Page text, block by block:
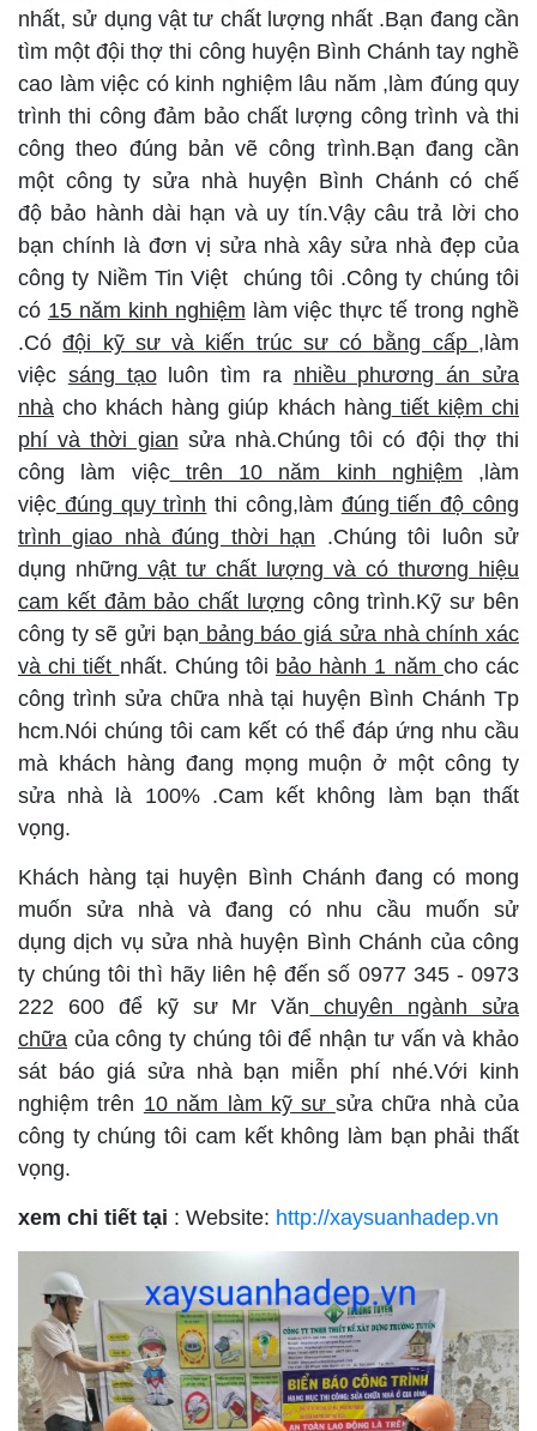
nhất, sử dụng vật tư chất lượng nhất .Bạn đang cần
tìm một đội thợ thi công huyện Bình Chánh tay nghề
cao làm việc có kinh nghiệm lâu năm ,làm đúng quy
trình thi công đảm bảo chất lượng công trình và thi
công theo đúng bản vẽ công trình.Bạn đang cần
một công ty sửa nhà huyện Bình Chánh có chế
độ bảo hành dài hạn và uy tín.Vậy câu trả lời cho
bạn chính là đơn vị sửa nhà xây sửa nhà đẹp của
công ty Niềm Tin Việt chúng tôi .Công ty chúng tôi
có 15 năm kinh nghiệm làm việc thực tế trong nghề
.Cóđội kỹ sư và kiến trúc sư có bằng cấp ,làm
việc sáng tạoluôn tìm ra nhiều phương án sửa
nhà cho khách hàng giúp khách hàng tiết kiệm chi
phí và thời gian sửa nhà.Chúng tôi có đội thợ thi
công làm việctrên 10 năm kinh nghiệm ,làm
việc đúng quy trình thi công,làm đúng tiến độ công
trình giao nhà đúng thời hạn .Chúng tôi luôn sử
dụng những vật tư chất lượng và có thương hiệu
cam kết đảm bảo chất lượng công trình.Kỹ sư bên
công ty sẽ gửi bạn bảng báo giá sửa nhà chính xác
và chi tiết nhất. Chúng tôi bảo hành 1 năm cho các
công trình sửa chữa nhà tại huyện Bình Chánh Tp
hcm.Nói chúng tôi cam kết có thể đáp ứng nhu cầu
mà khách hàng đang mọng muộn ở một công ty
sửa nhà là 100% .Cam kết không làm bạn thất
vọng.
Khách hàng tại huyện Bình Chánh đang có mong
muốn sửa nhà và đang có nhu cầu muốn sử
dụng dịch vụ sửa nhà huyện Bình Chánh của công
ty chúng tôi thì hãy liên hệ đến số 0977 345 - 0973
222 600 để kỹ sư Mr Văn chuyên ngành sửa
chữa của công ty chúng tôi để nhận tư vấn và khảo
sát báo giá sửa nhà bạn miễn phí nhé.Với kinh
nghiệm trên 10 năm làm kỹ sư sửa chữa nhà của
công ty chúng tôi cam kết không làm bạn phải thất
vọng.
xem chi tiết tại : Website: http://xaysuanhadep.vn